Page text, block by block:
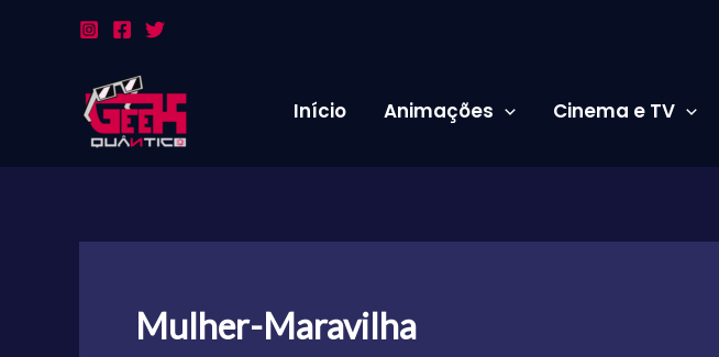
Início Animações Cinema e TV
Mulher-Maravilha